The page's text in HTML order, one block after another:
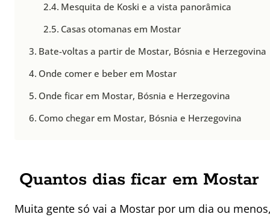
Mesquita de Koski e a vista panorâmica
Casas otomanas em Mostar
Bate-voltas a partir de Mostar, Bósnia e Herzegovina
Onde comer e beber em Mostar
Onde ficar em Mostar, Bósnia e Herzegovina
Como chegar em Mostar, Bósnia e Herzegovina
Quantos dias ficar em Mostar
Muita gente só vai a Mostar por um dia ou